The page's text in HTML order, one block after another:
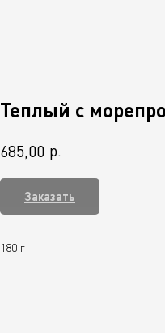
Теплый с
685,00 р.
Заказать
180 г